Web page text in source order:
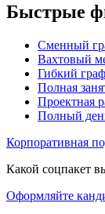
Быстрые
Сменный
Вахтовый
Гибкий
Полная
Проектная
Полный
Корпоративная
Какой соцпакет
Оформляйте